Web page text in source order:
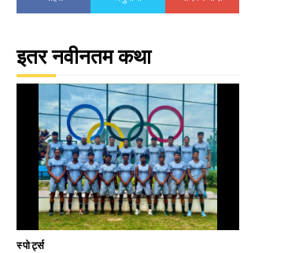
इतर नवीनतम कथा
स्पोर्ट्स